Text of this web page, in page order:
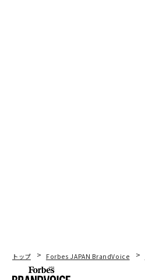
トップ Forbes JAPAN BrandVoice